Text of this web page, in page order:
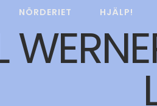
NÖRDERIET HJÄLP!